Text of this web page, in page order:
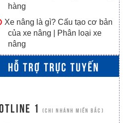
hàng
Xe nâng là gì? Cấu tạo cơ bản
của xe nâng | Phân loại xe
nâng
HỖ TRỢ TRỰC TUYẾN
1 (CHI NHÁNH MIỀN BẮC)